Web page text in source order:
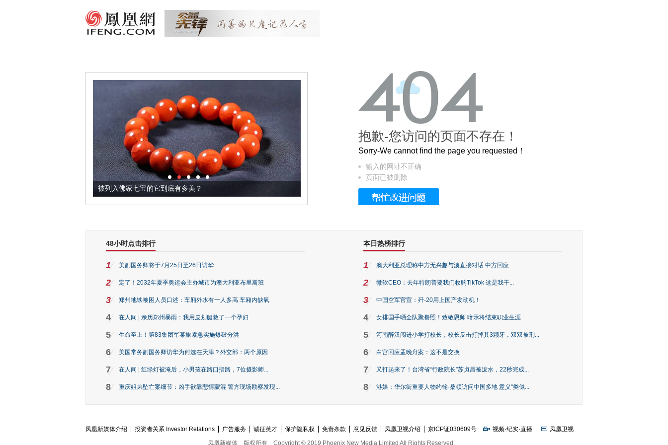
被列入佛家七宝的它到底有多美？ 这个3.2米的长卷，还原了600岁的紫禁城
抱歉-您访问的页面不存在！
Sorry-We cannot find the page you requested！
输入的网址不正确
页面已被删除
48小时点击排行
1 美副国务卿将于7月25日至26日访华
2 定了！2032年夏季奥运会主办城市为澳大利亚布里斯班
3 郑州地铁被困人员口述：车厢外水有一人多高 车厢内缺氧
4 在人间 | 亲历郑州暴雨：我用皮划艇救了一个孕妇
5 生命至上！第83集团军某旅紧急实施爆破分洪
6 美国常务副国务卿访华为何选在天津？外交部：两个原因
7 在人间 | 红绿灯被淹后，小男孩在路口指路，7位摄影师...
8 重庆姐弟坠亡案细节：凶手欲靠悲情蒙混 警方现场勘察发现...
本日热榜排行
1 澳大利亚总理称中方无兴趣与澳直接对话 中方回应
2 微软CEO：去年特朗普要我们收购TikTok 这是我干...
3 中国空军官宣：歼-20用上国产发动机！
4 女排国手晒全队聚餐照！致敬恩师 暗示将结束职业生涯
5 河南醉汉闯进小学打校长，校长反击打掉其3颗牙，双双被刑...
6 白宫回应孟晚舟案：这不是交换
7 又打起来了！台湾省“行政院长”苏贞昌被泼水，22秒完成...
8 港媒：华尔街重要人物约翰·桑顿访问中国多地 意义“类似...
凤凰新媒体介绍 投资者关系 Investor Relations 广告服务 诚征英才 保护隐私权 免责条款 意见反馈 凤凰卫视介绍 京ICP证030609号 视频·纪实·直播
凤凰卫视
凤凰新媒体
版权所有 Copyright © 2019 Phoenix New Media Limited All Rights Reserved.